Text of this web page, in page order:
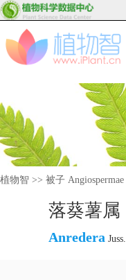
植物智 >> 被子 Angiospermae
落葵薯属
Anredera Juss.